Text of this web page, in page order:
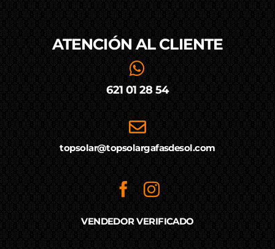
ATENCIÓN AL CLIENTE
621 01 28 54
topsolar@topsolargafasdesol.com
VENDEDOR VERIFICADO